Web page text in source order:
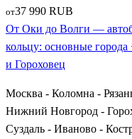
от37 990 RUB
От Оки до Волги —
кольцу: основные
и Гороховец
Москва - Коломна -
Нижний Новгород -
Суздаль - Иваново -